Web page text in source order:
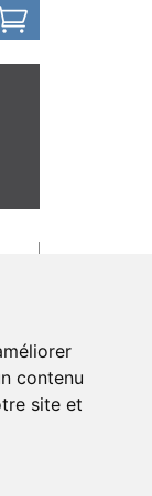
contenu
site et